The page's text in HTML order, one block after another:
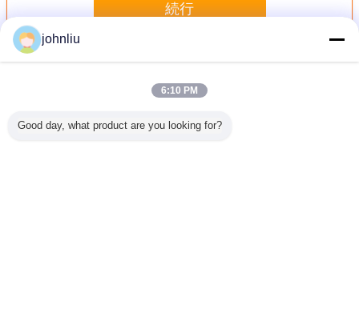
続行
多く装飾的な木の鋳造物
johnliu
6:10 PM
Good day, what product are you looking for?